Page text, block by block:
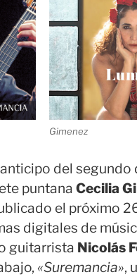
Gimenez
del segundo
puntana Cecilia
el próximo
digitales de
guitarrista Nicolás
«Suremancia»,